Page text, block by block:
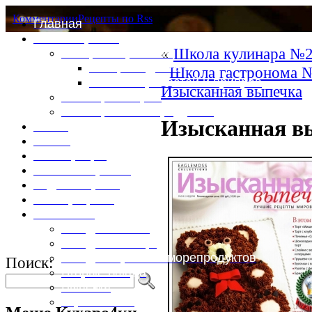
Главная
Специи и пряности
Специи и диета
Каталог пряностей и приправ
Таблица калорий
Блюда из рыбы и морепродуктов
Вторые блюда
Выпечка
КомментарииРецепты по Rss
Поиск:
«Школа кулинара
Школа гастронома
Изысканная выпечка
Изысканная